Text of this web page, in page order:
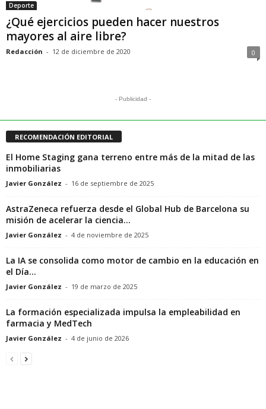
Deporte
¿Qué ejercicios pueden hacer nuestros
mayores al aire libre?
Redacción - 12 de diciembre de 2020 0
- Publicidad -
RECOMENDACIÓN EDITORIAL
El Home Staging gana terreno entre más de la mitad de las
inmobiliarias
Javier González - 16 de septiembre de 2025
AstraZeneca refuerza desde el Global Hub de Barcelona su
misión de acelerar la ciencia...
Javier González - 4 de noviembre de 2025
La IA se consolida como motor de cambio en la educación en
el Día...
Javier González - 19 de marzo de 2025
La formación especializada impulsa la empleabilidad en
farmacia y MedTech
Javier González - 4 de junio de 2026